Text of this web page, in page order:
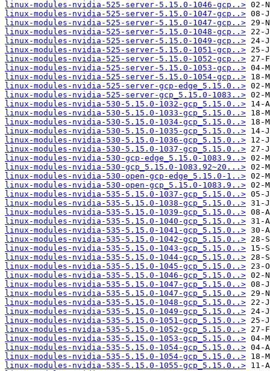
linux-modules-nvidia-525-server-5.15.0-1046-gcp..>
linux-modules-nvidia-525-server-5.15.0-1047-gcp..>
linux-modules-nvidia-525-server-5.15.0-1047-gcp..>
linux-modules-nvidia-525-server-5.15.0-1048-gcp..>
linux-modules-nvidia-525-server-5.15.0-1049-gcp..>
linux-modules-nvidia-525-server-5.15.0-1051-gcp..>
linux-modules-nvidia-525-server-5.15.0-1052-gcp..>
linux-modules-nvidia-525-server-5.15.0-1053-gcp..>
linux-modules-nvidia-525-server-5.15.0-1054-gcp..>
linux-modules-nvidia-525-server-gcp-edge_5.15.0..>
linux-modules-nvidia-525-server-gcp_5.15.0-1083..>
linux-modules-nvidia-530-5.15.0-1032-gcp_5.15.0..>
linux-modules-nvidia-530-5.15.0-1033-gcp_5.15.0..>
linux-modules-nvidia-530-5.15.0-1034-gcp_5.15.0..>
linux-modules-nvidia-530-5.15.0-1035-gcp_5.15.0..>
linux-modules-nvidia-530-5.15.0-1036-gcp_5.15.0..>
linux-modules-nvidia-530-5.15.0-1037-gcp_5.15.0..>
linux-modules-nvidia-530-gcp-edge_5.15.0-1083.9..>
linux-modules-nvidia-530-gcp_5.15.0-1083.92~20...>
linux-modules-nvidia-530-open-gcp-edge_5.15.0-1..>
linux-modules-nvidia-530-open-gcp_5.15.0-1083.9..>
linux-modules-nvidia-535-5.15.0-1037-gcp_5.15.0..>
linux-modules-nvidia-535-5.15.0-1038-gcp_5.15.0..>
linux-modules-nvidia-535-5.15.0-1039-gcp_5.15.0..>
linux-modules-nvidia-535-5.15.0-1040-gcp_5.15.0..>
linux-modules-nvidia-535-5.15.0-1041-gcp_5.15.0..>
linux-modules-nvidia-535-5.15.0-1042-gcp_5.15.0..>
linux-modules-nvidia-535-5.15.0-1043-gcp_5.15.0..>
linux-modules-nvidia-535-5.15.0-1044-gcp_5.15.0..>
linux-modules-nvidia-535-5.15.0-1045-gcp_5.15.0..>
linux-modules-nvidia-535-5.15.0-1046-gcp_5.15.0..>
linux-modules-nvidia-535-5.15.0-1047-gcp_5.15.0..>
linux-modules-nvidia-535-5.15.0-1047-gcp_5.15.0..>
linux-modules-nvidia-535-5.15.0-1048-gcp_5.15.0..>
linux-modules-nvidia-535-5.15.0-1049-gcp_5.15.0..>
linux-modules-nvidia-535-5.15.0-1051-gcp_5.15.0..>
linux-modules-nvidia-535-5.15.0-1052-gcp_5.15.0..>
linux-modules-nvidia-535-5.15.0-1053-gcp_5.15.0..>
linux-modules-nvidia-535-5.15.0-1054-gcp_5.15.0..>
linux-modules-nvidia-535-5.15.0-1054-gcp_5.15.0..>
linux-modules-nvidia-535-5.15.0-1055-gcp_5.15.0..>